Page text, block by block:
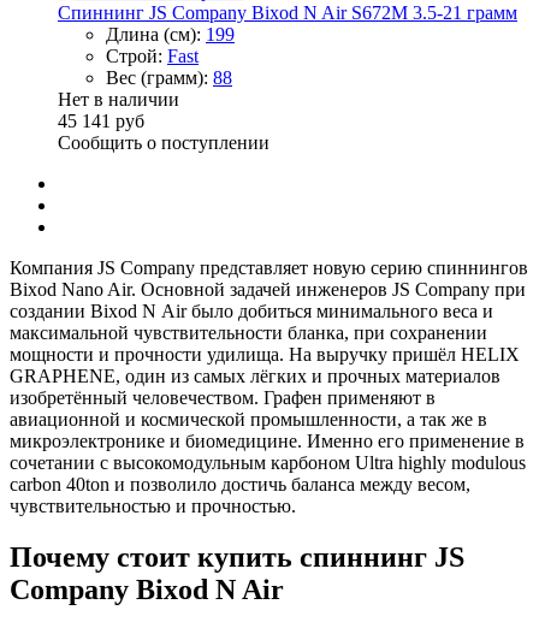
Спиннинг JS Company Bixod N Air S672M 3.5-21 грамм
Длина (см): 199
Строй: Fast
Вес (грамм): 88
Нет в наличии
45 141 руб
Сообщить о поступлении
Компания JS Company представляет новую серию спиннингов
Bixod Nano Air. Основной задачей инженеров JS Company при
создании Bixod N Air было добиться минимального веса и
максимальной чувствительности бланка, при сохранении
мощности и прочности удилища. На выручку пришёл HELIX
GRAPHENE, один из самых лёгких и прочных материалов
изобретённый человечеством. Графен применяют в
авиационной и космической промышленности, а так же в
микроэлектронике и биомедицине. Именно его применение в
сочетании с высокомодульным карбоном Ultra highly modulous
carbon 40ton и позволило достичь баланса между весом,
чувствительностью и прочностью.
Почему стоит купить спиннинг JS
Company Bixod N Air